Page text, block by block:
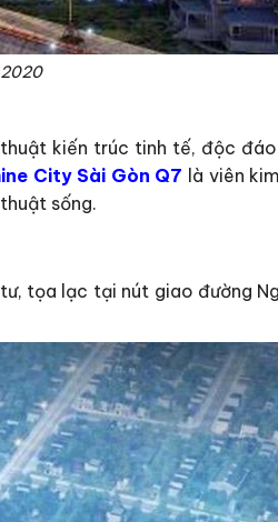
2020
kiến trúc tinh tế, độc
City Sài Gòn Q7 là viên
sống.
tọa lạc tại nút giao đường